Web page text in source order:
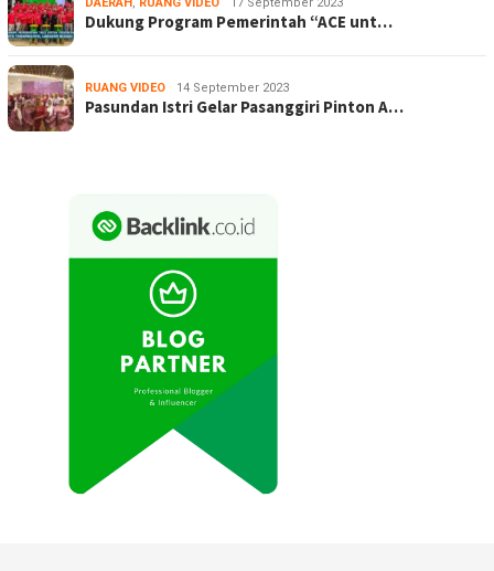
DAERAH , RUANG VIDEO 17 September 2023
Dukung Program Pemerintah “ACE unt…
RUANG VIDEO 14 September 2023
Pasundan Istri Gelar Pasanggiri Pinton A…